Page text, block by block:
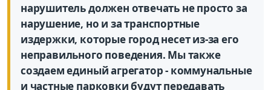
нарушитель должен отвечать не просто за
нарушение, но и за транспортные
издержки, которые город несет из-за его
неправильного поведения. Мы также
создаем единый агрегатор - коммунальные
и частные парковки будут передавать